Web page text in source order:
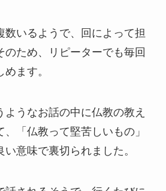
数いるようで、回によって担
のため、リピーターでも毎回
ます。
ようなお話の中に仏教の教え
「仏教って堅苦しいもの」
意味で裏切られました。